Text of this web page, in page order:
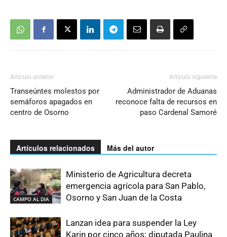
Artículo anterior
Transeúntes molestos por
semáforos apagados en
centro de Osorno
Artículo siguiente
Administrador de Aduanas
reconoce falta de recursos en
paso Cardenal Samoré
Artículos relacionados Más del autor
CAMPO AL DIA
Ministerio de Agricultura decreta
emergencia agrícola para San Pablo,
Osorno y San Juan de la Costa
Lanzan idea para suspender la Ley
Karin por cinco años: diputada Paulina